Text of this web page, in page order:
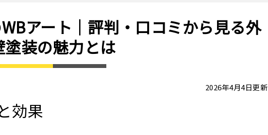
アート｜評判・口コミから見る外
塗装の魅力とは
2026年4月4日更新
効果